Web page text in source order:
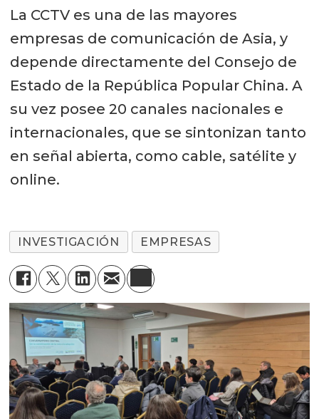
La CCTV es una de las mayores
empresas de comunicación de Asia, y
depende directamente del Consejo de
Estado de la República Popular China. A
su vez posee 20 canales nacionales e
internacionales, que se sintonizan tanto
en señal abierta, como cable, satélite y
online.
INVESTIGACIÓN EMPRESAS